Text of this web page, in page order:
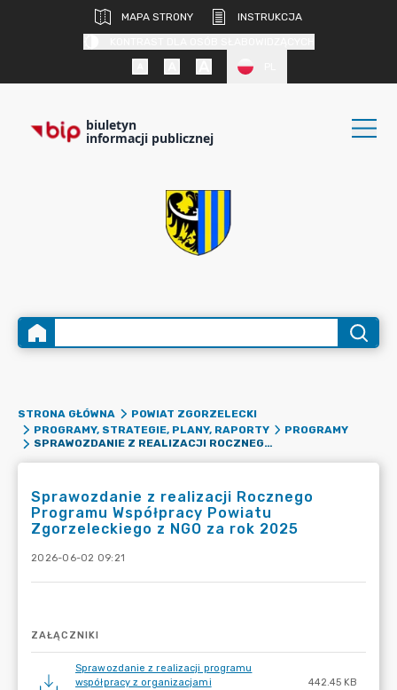
MAPA STRONY
INSTRUKCJA
biuletyn
informacji publicznej
STRONA GŁÓWNA
POWIAT ZGORZELECKI
PROGRAMY, STRATEGIE, PLANY, RAPORTY
PROGRAMY
SPRAWOZDANIE Z REALIZACJI ROCZNEGO PROGRAMU WSPÓŁPRACY POWIATU ZGORZELECKIEGO Z NGO ZA ROK 2025
Sprawozdanie z realizacji Rocznego
Programu Współpracy Powiatu
Zgorzeleckiego z NGO za rok 2025
2026-06-02 09:21
ZAŁĄCZNIKI
Sprawozdanie z realizacji programu
współpracy z organizacjami
442.45 KB